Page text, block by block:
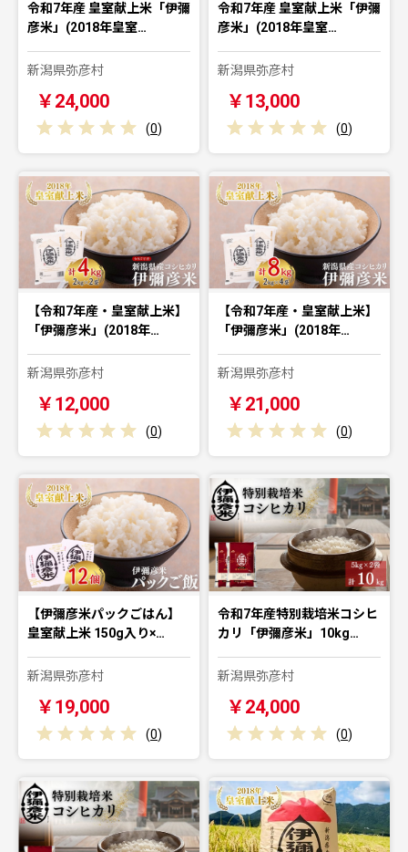
令和7年産 皇室献上米「伊彌
彦米」(2018年皇室…
新潟県弥彦村
￥24,000
(0)
令和7年産 皇室献上米「伊彌
彦米」(2018年皇室…
新潟県弥彦村
￥13,000
(0)
【令和7年産・皇室献上米】
「伊彌彦米」(2018年…
新潟県弥彦村
￥12,000
(0)
【令和7年産・皇室献上米】
「伊彌彦米」(2018年…
新潟県弥彦村
￥21,000
(0)
【伊彌彦米パックごはん】
皇室献上米 150g入り×…
新潟県弥彦村
￥19,000
(0)
令和7年産特別栽培米コシヒ
カリ「伊彌彦米」10kg…
新潟県弥彦村
￥24,000
(0)